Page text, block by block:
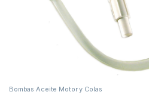
Bombas Aceite Motor y Colas